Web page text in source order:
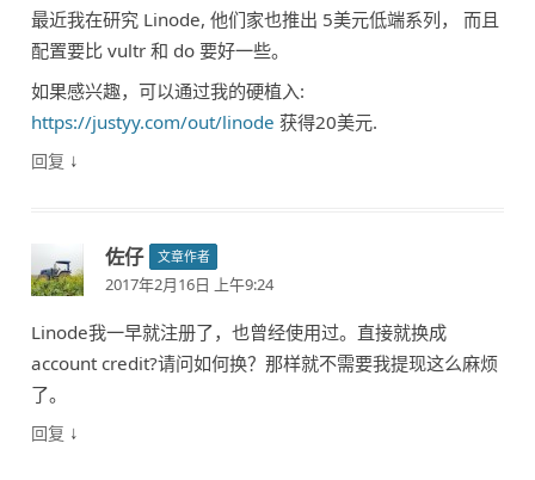
最近我在研究 Linode, 他们家也推出 5美元低端系列， 而且
配置要比 vultr 和 do 要好一些。
如果感兴趣，可以通过我的硬植入:
https://justyy.com/out/linode 获得20美元.
回复 ↓
佐仔 文章作者
2017年2月16日 上午9:24
Linode我一早就注册了，也曾经使用过。直接就换成
account credit?请问如何换？那样就不需要我提现这么麻烦
了。
回复 ↓